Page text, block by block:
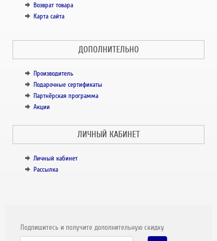
Возврат товара
Карта сайта
ДОПОЛНИТЕЛЬНО
Производитель
Подарочные сертификаты
Партнёрская программа
Акции
ЛИЧНЫЙ КАБИНЕТ
Личный кабинет
Рассылка
Подпишитесь и получите дополнительную скидку